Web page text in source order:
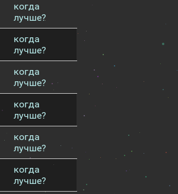
когда
лучше?
когда
лучше?
когда
лучше?
когда
лучше?
когда
лучше?
когда
лучше?